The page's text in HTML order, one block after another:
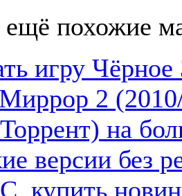
ещё похожие
игру
2
на
версии без
купить